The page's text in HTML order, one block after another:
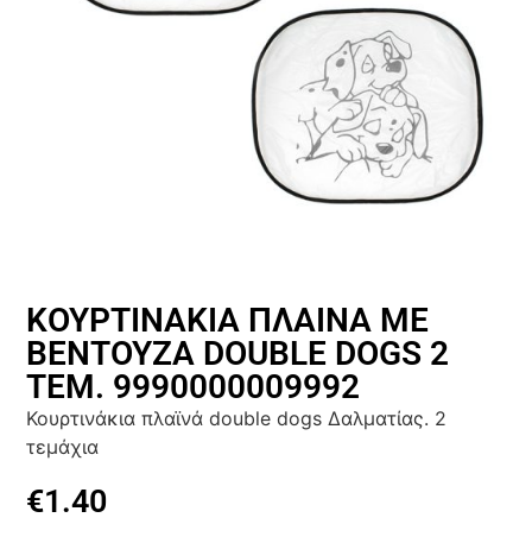
ΚΟΥΡΤΙΝΑΚΙΑ ΠΛΑΙΝΑ ΜΕ
ΒΕΝΤΟΥΖΑ DOUBLE DOGS 2
ΤΕΜ. 9990000009992
Κουρτινάκια πλαϊνά double dogs Δαλματίας. 2
τεμάχια
€1.40